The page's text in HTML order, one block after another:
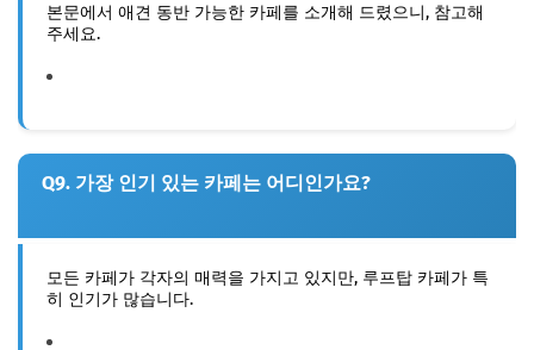
본문에서 애견 동반 가능한 카페를 소개해 드렸으니, 참고해
주세요.
Q9. 가장 인기 있는 카페는 어디인가요?
모든 카페가 각자의 매력을 가지고 있지만, 루프탑 카페가 특
히 인기가 많습니다.